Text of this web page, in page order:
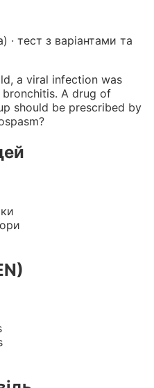
тест з варіантами та
a viral infection was
A drug of
should be prescribed by